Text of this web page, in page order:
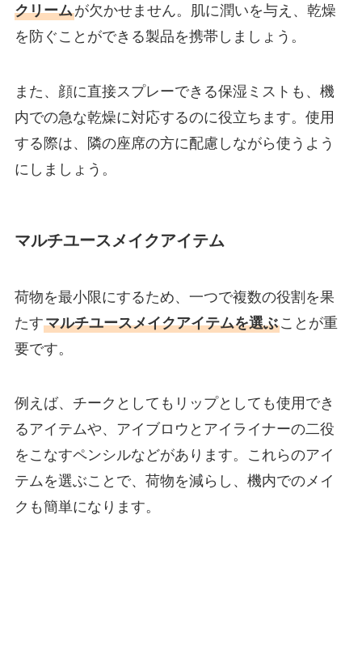
クリームが欠かせません。肌に潤いを与え、乾燥
を防ぐことができる製品を携帯しましょう。
また、顔に直接スプレーできる保湿ミストも、機
内での急な乾燥に対応するのに役立ちます。使用
する際は、隣の座席の方に配慮しながら使うよう
にしましょう。
マルチユースメイクアイテム
荷物を最小限にするため、一つで複数の役割を果
たすマルチユースメイクアイテムを選ぶことが重
要です。
例えば、チークとしてもリップとしても使用でき
るアイテムや、アイブロウとアイライナーの二役
をこなすペンシルなどがあります。これらのアイ
テムを選ぶことで、荷物を減らし、機内でのメイ
クも簡単になります。